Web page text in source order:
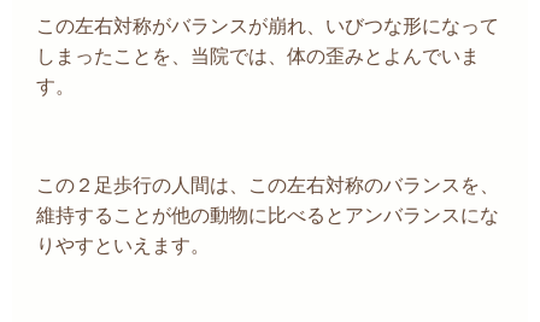
この左右対称がバランスが崩れ、いびつな形になって
しまったことを、当院では、体の歪みとよんでいま
す。
この２足歩行の人間は、この左右対称のバランスを、
維持することが他の動物に比べるとアンバランスにな
りやすといえます。